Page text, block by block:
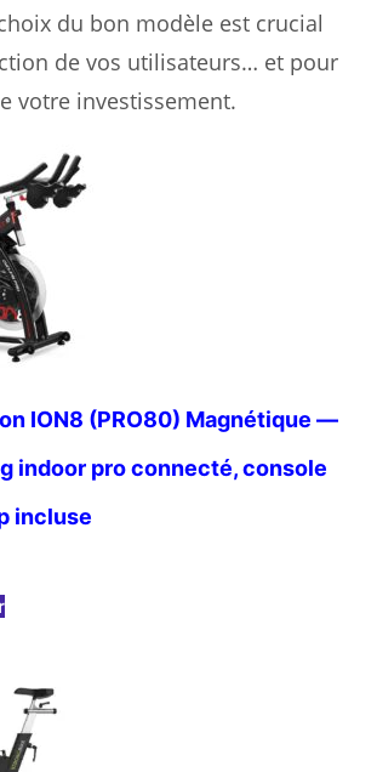
du bon modèle est crucial
de vos utilisateurs… et pour
votre investissement.
ION8 (PRO80) Magnétique —
indoor pro connecté, console
incluse